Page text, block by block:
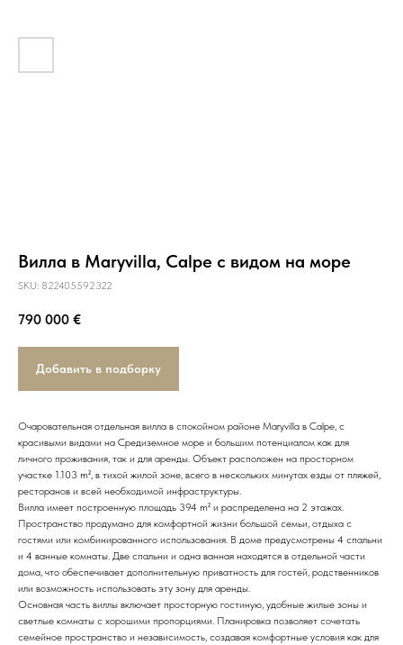
Вилла в Maryvilla, Calpe с видом на море
SKU: 822405592322
790 000 €
Добавить в подборку
Очаровательная отдельная вилла в спокойном районе Maryvilla в Calpe, с
красивыми видами на Средиземное море и большим потенциалом как для
личного проживания, так и для аренды. Объект расположен на просторном
участке 1.103 m², в тихой жилой зоне, всего в нескольких минутах езды от пляжей,
ресторанов и всей необходимой инфраструктуры.
Вилла имеет построенную площадь 394 m² и распределена на 2 этажах.
Пространство продумано для комфортной жизни большой семьи, отдыха с
гостями или комбинированного использования. В доме предусмотрены 4 спальни
и 4 ванные комнаты. Две спальни и одна ванная находятся в отдельной части
дома, что обеспечивает дополнительную приватность для гостей, родственников
или возможность использовать эту зону для аренды.
Основная часть виллы включает просторную гостиную, удобные жилые зоны и
светлые комнаты с хорошими пропорциями. Планировка позволяет сочетать
семейное пространство и независимость, создавая комфортные условия как для